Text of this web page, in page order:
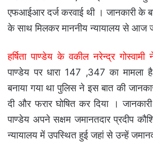
एफआईआर दर्ज करवाई थी । जानकारी के
के साथ मिलकर माननीय न्यायालय से आज
हर्षिता पाण्डेय के वकील नरेन्द्र
पाण्डेय पर धारा 147 ,347 का मामला
बनाया गया था पुलिस ने इस बात की
दी और फरार घोषित कर दिया ।
पाण्डेय अपने सक्षम जमानतदार प्रदीप
न्यायालय में उपस्थित हुई जहां से उन्हें